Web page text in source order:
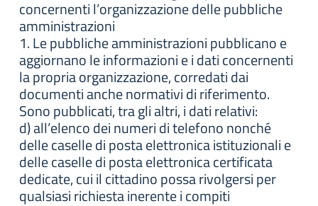
concernenti l’organizzazione delle pubbliche
amministrazioni
1. Le pubbliche amministrazioni pubblicano e
aggiornano le informazioni e i dati concernenti
la propria organizzazione, corredati dai
documenti anche normativi di riferimento.
Sono pubblicati, tra gli altri, i dati relativi:
d) all’elenco dei numeri di telefono nonché
delle caselle di posta elettronica istituzionali e
delle caselle di posta elettronica certificata
dedicate, cui il cittadino possa rivolgersi per
qualsiasi richiesta inerente i compiti